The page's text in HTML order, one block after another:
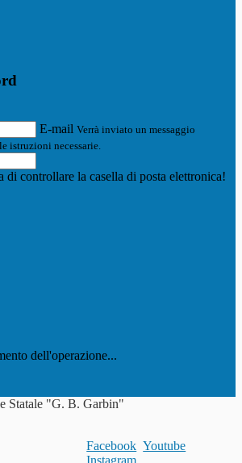
E-mail Verrà inviato un messaggio
istruzioni necessarie.
di controllare la casella di posta elettronica!
dell'operazione...
Facebook Youtube